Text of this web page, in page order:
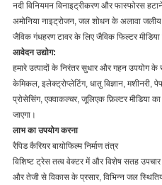
नदी विनियमन विनाइट्रीकरण और फास्फोरस
अमोनिया नाइट्रोजन, जल शोधन के अलावा
जैविक गंधहरण टावर के लिए जैविक फिल्टर मीडिया
आवेदन उद्योग:
हमारे उत्पादों के निरंतर सुधार और गहन उपयोग के
केमिकल, इलेक्ट्रोप्लेटिंग, धातु विज्ञान, मशीनरी,
प्रोसेसिंग, एक्वाकल्चर, जूलिएकफ़िल्टर मीडिया
जाएगा।
लाभ का उपयोग करना
रैपिड कैरियर बायोफिल्म निर्माण तंत्र
विशिष्ट ट्रेस तत्व वेक्टर में और विशेष सतह उपचार
और तेजी से विकास के प्रसार, विभिन्न जल